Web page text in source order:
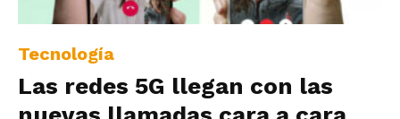
Tecnología
Las redes 5G llegan con las